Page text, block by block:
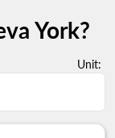
York?
Unit: